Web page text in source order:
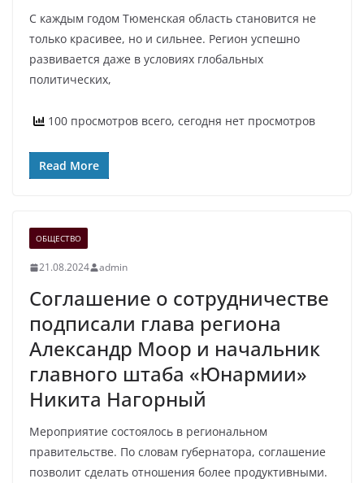
С каждым годом Тюменская область становится не
только красивее, но и сильнее. Регион успешно
развивается даже в условиях глобальных
политических,
100 просмотров всего, сегодня нет просмотров
Read More
ОБЩЕСТВО
21.08.2024 admin
Соглашение о сотрудничестве
подписали глава региона
Александр Моор и начальник
главного штаба «Юнармии»
Никита Нагорный
Мероприятие состоялось в региональном
правительстве. По словам губернатора, соглашение
позволит сделать отношения более продуктивными.